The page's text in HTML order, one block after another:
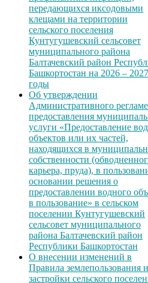
передающихся иксодовыми
клещами на территории
сельского поселения
Кунтугушевский сельсовет
муниципального района
Балтачевский район
Башкортостан на 2026 – 2027
годы
Об утверждении
Административного
предоставления
услуги «Предоставление
объектов или их частей,
находящихся в
собственности
карьера, пруда), в
основании решения о
предоставлении водного
в пользование» в сельском
поселении Кунтугушевский
сельсовет муниципального
района Балтачевский район
Республики Башкортостан
О внесении изменений в
Правила землепользования и
застройки сельского